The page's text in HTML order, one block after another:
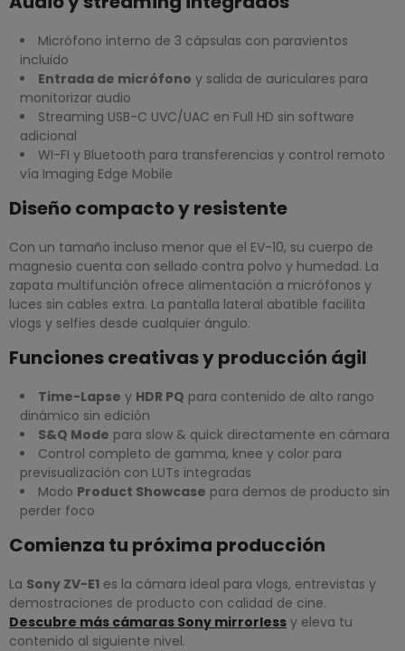
Micrófono interno de 3 cápsulas con paravientos
incluido
Entrada de micrófono y salida de auriculares para
monitorizar audio
Streaming USB-C UVC/UAC en Full HD sin software
adicional
WI-FI y Bluetooth para transferencias y control remoto
vía Imaging Edge Mobile
Diseño compacto y resistente
Con un tamaño incluso menor que el EV-10, su cuerpo de
magnesio cuenta con sellado contra polvo y humedad. La
zapata multifunción ofrece alimentación a micrófonos y
luces sin cables extra. La pantalla lateral abatible facilita
vlogs y selfies desde cualquier ángulo.
Funciones creativas y producción ágil
Time-Lapse y HDR PQ para contenido de alto rango
dinámico sin edición
S&Q Mode para slow & quick directamente en cámara
Control completo de gamma, knee y color para
previsualización con LUTs integradas
Modo Product Showcase para demos de producto sin
perder foco
Comienza tu próxima producción
La Sony ZV-E1 es la cámara ideal para vlogs, entrevistas y
demostraciones de producto con calidad de cine.
Descubre más cámaras Sony mirrorless y eleva tu
contenido al siguiente nivel.